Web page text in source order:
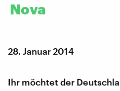
Nova
28. Januar 2014
Ihr möchtet der